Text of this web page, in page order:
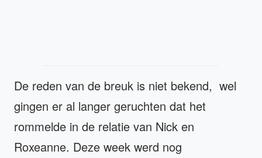
De reden van de breuk is niet bekend, wel
gingen er al langer geruchten dat het
rommelde in de relatie van Nick en
Roxeanne. Deze week werd nog